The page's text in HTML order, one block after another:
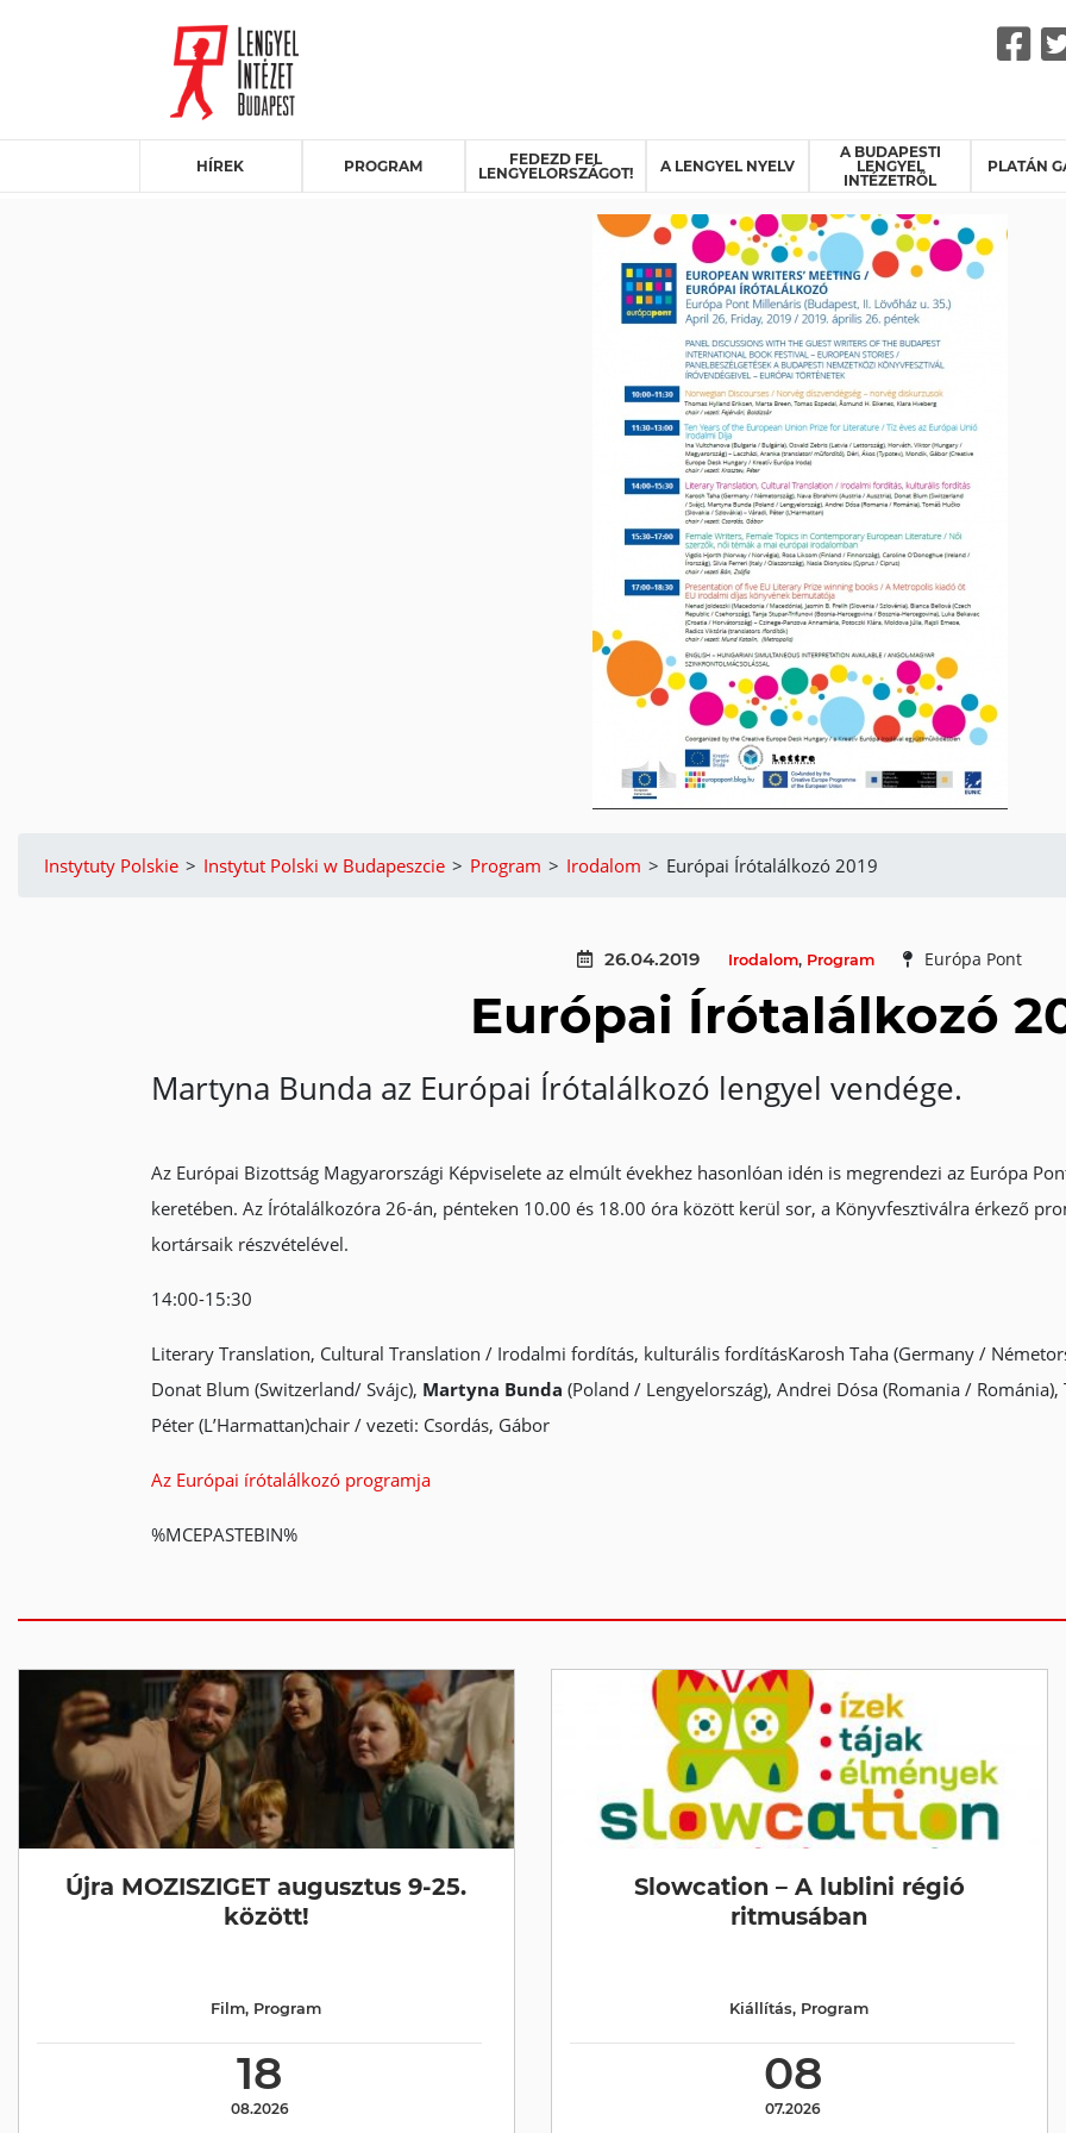
HÍREK PROGRAM
FEDEZD FEL
LENGYELORSZÁGOT!
A LENGYEL NYELV
A BUDAPESTI
LENGYEL
INTÉZETRŐL
PLATÁN
Instytuty Polskie > Instytut Polski w Budapeszcie > Program > Irodalom > Európai Írótalálkozó 2019
26.04.2019 Irodalom, Program Európa Pont
Európai Írótalálkozó
Martyna Bunda az Európai Írótalálkozó lengyel vendége.
Az Európai Bizottság Magyarországi Képviselete az elmúlt évekhez hasonlóan idén is megrendezi az Európa
keretében. Az Írótalálkozóra 26-án, pénteken 10.00 és 18.00 óra között kerül sor, a Könyvfesztiválra érkező
kortársaik részvételével.
14:00-15:30
Literary Translation, Cultural Translation / Irodalmi fordítás, kulturális fordításKarosh Taha (Germany /
Donat Blum (Switzerland/ Svájc), Martyna Bunda (Poland / Lengyelország), Andrei Dósa (Romania /
Péter (L’Harmattan)chair / vezeti: Csordás, Gábor
Az Európai írótalálkozó programja
%MCEPASTEBIN%
Újra MOZISZIGET augusztus 9-25.
között!
18
08.2026
Film, Program
Slowcation – A lublini régió
ritmusában
08
07.2026
Kiállítás, Program